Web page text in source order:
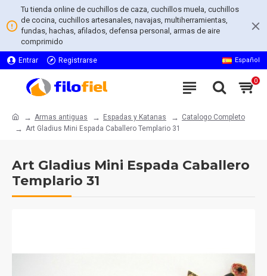
Tu tienda online de cuchillos de caza, cuchillos muela, cuchillos
de cocina, cuchillos artesanales, navajas, multiherramientas,
fundas, hachas, afilados, defensa personal, armas de aire
comprimido
Entrar Registrarse Español
0
Armas antiguas Espadas y Katanas
Catalogo Completo
Art Gladius Mini Espada Caballero Templario 31
Art Gladius Mini Espada Caballero
Templario 31